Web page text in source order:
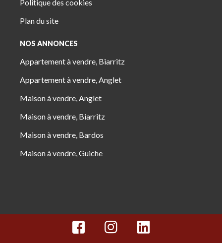
Politique des cookies
Plan du site
NOS ANNONCES
Appartement à vendre, Biarritz
Appartement à vendre, Anglet
Maison à vendre, Anglet
Maison à vendre, Biarritz
Maison à vendre, Bardos
Maison à vendre, Guiche